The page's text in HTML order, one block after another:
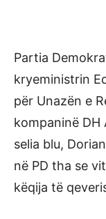
Partia
kryeministrin
për Unazën e
kompaninë DH
selia blu,
në PD tha se
këqija të